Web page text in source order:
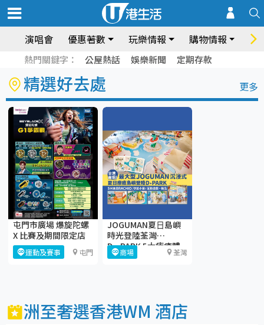
演唱會 優惠著數 玩樂情報 購物情報 飲
熱門關鍵字： 公屋熱話 娛樂新聞 定期存款
精選好去處 更多
屯門市廣場 爆旋陀螺
X 比賽及期間限定店
運動及賽事 屯門
JOGUMAN夏⽇島嶼
時光登陸荃灣
D·PARK 5大療癒體
驗區+期間限定店
商場 荃灣
洲至奢選香港WM 酒店